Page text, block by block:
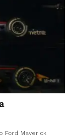
Ford Maverick